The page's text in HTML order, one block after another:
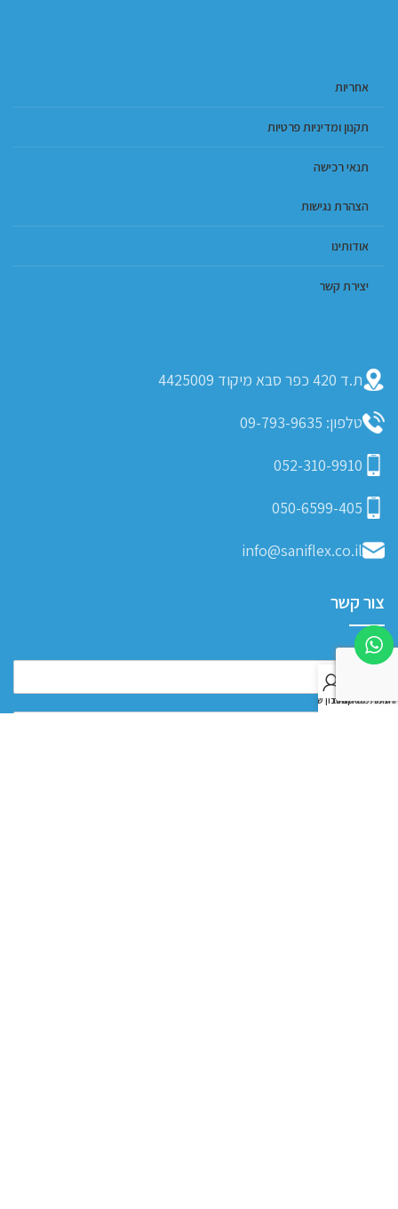
אחריות
תקנון ומדיניות פרטיות
תנאי רכישה
הצהרת נגישות
אודותינו
יצירת קשר
ת.ד 420 כפר סבא מיקוד 4425009
טלפון: 09-793-9635
052-310-9910
050-6599-405
info@saniflex.co.il
צור קשר
חנות
רשימת משאלות
סל קניות
החשבון שלי